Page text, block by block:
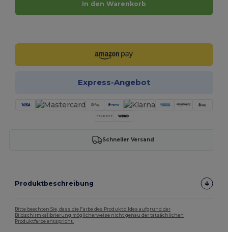
In den Warenkorb
Express-Angebot
Schneller Versand
Produktbeschreibung
Bitte beachten Sie, dass die Farbe des Produktbildes aufgrund der
Bildschirmkalibrierung möglicherweise nicht genau der tatsächlichen
Produktfarbe entspricht.